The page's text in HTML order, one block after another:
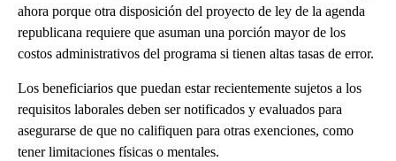
ahora porque otra disposición del proyecto de ley de la agenda
republicana requiere que asuman una porción mayor de los
costos administrativos del programa si tienen altas tasas de error.
Los beneficiarios que puedan estar recientemente sujetos a los
requisitos laborales deben ser notificados y evaluados para
asegurarse de que no califiquen para otras exenciones, como
tener limitaciones físicas o mentales.